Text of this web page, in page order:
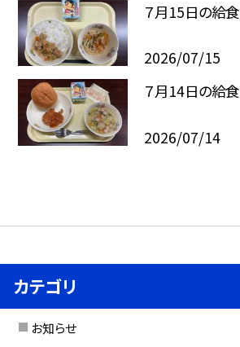
７月15日の給食
2026/07/15
７月14日の給食
2026/07/14
カテゴリ
お知らせ